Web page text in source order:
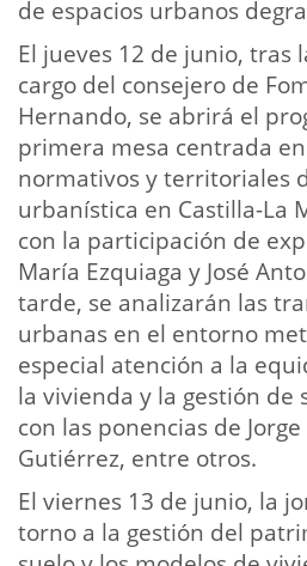
de espacios urbanos
El jueves 12 de junio, tras
cargo del consejero de
Hernando, se abrirá el
primera mesa centrada
normativos y territoriales
urbanística en Castilla-La
con la participación de
María Ezquiaga y José
tarde, se analizarán las
urbanas en el entorno
especial atención a la
la vivienda y la gestión de
con las ponencias de
Gutiérrez, entre otros.
El viernes 13 de junio, la
torno a la gestión del